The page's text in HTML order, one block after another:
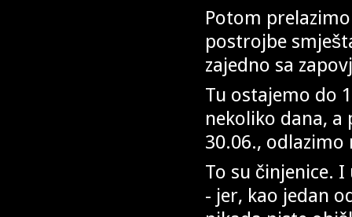
Potom
postrojbe
zajedno sa
Tu ostajemo do
nekoliko dana,
30.06., odlazimo
To su činjenice.
- jer, kao jedan